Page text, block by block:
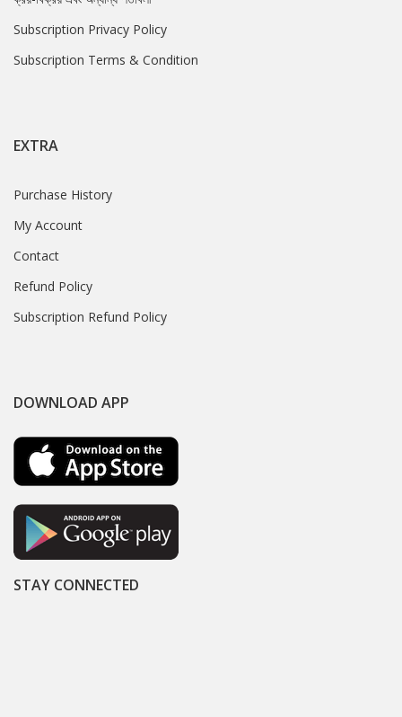
Subscription Privacy Policy
Subscription Terms & Condition
EXTRA
Purchase History
My Account
Contact
Refund Policy
Subscription Refund Policy
DOWNLOAD APP
STAY CONNECTED